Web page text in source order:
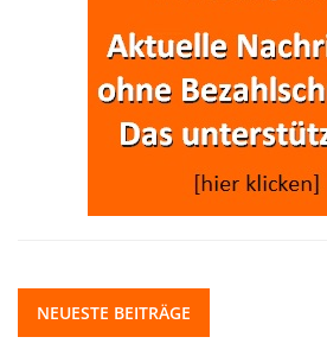
NEUESTE BEITRÄGE